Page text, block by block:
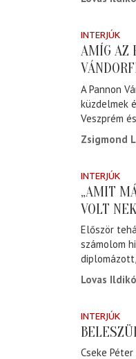
INTERJÚK
AMÍG AZ
A Pannon
küzdelmek
Veszprém
Zsigmond
INTERJÚK
„AMIT
VOLT
Először
számolom
Lovas Ildikó
INTERJÚK
Cseke